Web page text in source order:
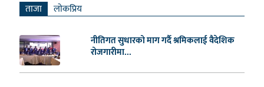
ताजा लाेकप्रिय
नीतिगत सुधारको माग गर्दै श्रमिकलाई वैदेशिक
रोजगारीमा...